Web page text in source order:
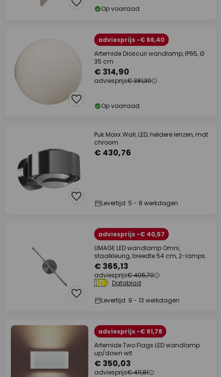
Op voorraad
adviesprijs -€ 66,40
Artemide Dioscuri wandlamp, IP65, Ø
35 cm
€ 314,90
adviesprijs€ 381,30
Op voorraad
Puk Maxx Wall, LED, heldere lenzen, mat
chroom
€ 430,76
Levertijd: 5 - 8 werkdagen
adviesprijs -€ 40,57
UMAGE LED wandlamp Omni,
staalkleurig, breedte 54 cm, 2-lamps.
€ 365,13
adviesprijs€ 405,70
Datablad
Levertijd: 9 - 13 werkdagen
adviesprijs -€ 61,78
Artemide Two Flags LED wandlamp
up/down wit
€ 350,03
adviesprijs€ 411,81